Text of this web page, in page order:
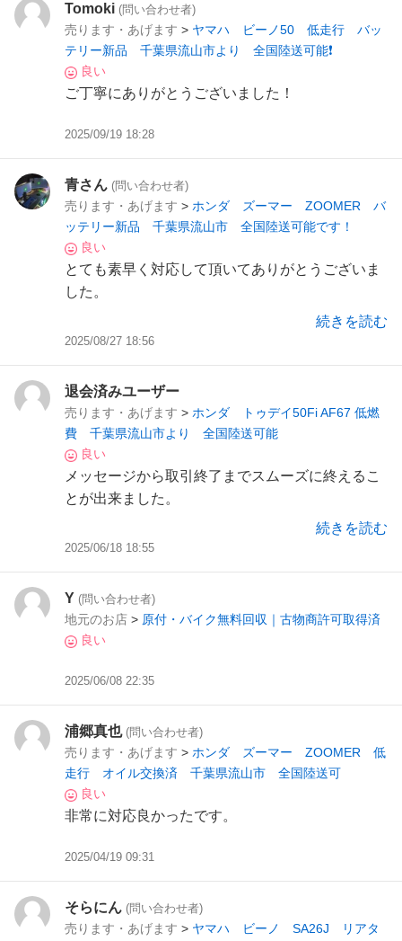
Tomoki (問い合わせ者)
売ります・あげます > ヤマハ ビーノ50 低走行 バッ
テリー新品 千葉県流山市より 全国陸送可能❗️
良い
ご丁寧にありがとうございました！
2025/09/19 18:28
青さん (問い合わせ者)
売ります・あげます > ホンダ ズーマー ZOOMER バ
ッテリー新品 千葉県流山市 全国陸送可能です！
良い
とても素早く対応して頂いてありがとうございま
した。
わざわざ異常の確認、対応までしていただけて助
かりました。
頂きたいと思います。
ありがとうございました。
続きを読む
2025/08/27 18:56
退会済みユーザー
売ります・あげます > ホンダ トゥデイ50Fi AF67 低燃
費 千葉県流山市より 全国陸送可能
良い
メッセージから取引終了までスムーズに終えるこ
とが出来ました。
動作確認(試乗含め)も時間をかけて対応していた
だき、その場で購入。
ます。
続きを読む
2025/06/18 18:55
Y (問い合わせ者)
地元のお店 > 原付・バイク無料回収｜古物商許可取得済
良い
2025/06/08 22:35
浦郷真也 (問い合わせ者)
売ります・あげます > ホンダ ズーマー ZOOMER 低
走行 オイル交換済 千葉県流山市 全国陸送可
良い
非常に対応良かったです。
2025/04/19 09:31
そらにん (問い合わせ者)
売ります・あげます > ヤマハ ビーノ SA26J リアタ